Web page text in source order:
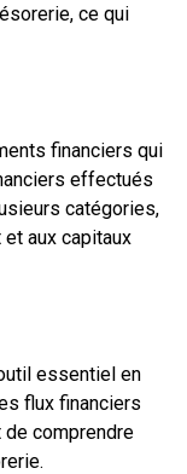
ce qui
financiers qui
effectués
catégories,
aux capitaux
essentiel en
flux financiers
de comprendre